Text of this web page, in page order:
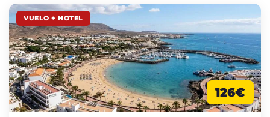
VUELO + HOTEL
126€